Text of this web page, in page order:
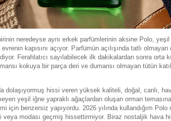
neredeyse aynı erkek parfümlerinin aksine Polo,
kapısını açıyor. Parfümün açılışında tatlı
Ferahlatıcı sayılabilecek ilk dakikalardan sonra orta
kokuya bir parça deri ve dumansı olmayan tütün
dolaşıyormuş hissi veren yüksek kaliteli, doğal, canlı,
yeşil iğne yapraklı ağaçlardan oluşan orman
için benzersiz yapıyordu. 2026 yılında kullandığım Polo
modası geçmiş hissettirmiyor. Biraz nostaljik hava